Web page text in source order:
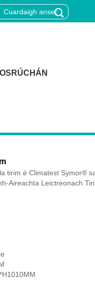
tirim é Climatest Symor®
Aireachta Leictreonach